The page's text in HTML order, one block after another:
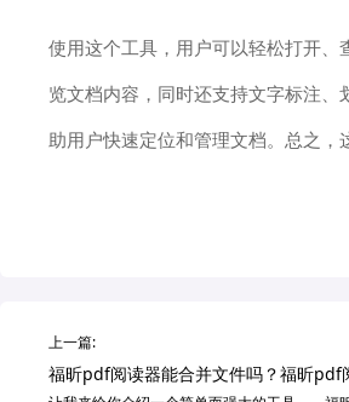
使用这个工具，用户可以轻松打开
览文档内容，同时还支持文字标注
助用户快速定位和管理文档。总之
上一篇:
福昕pdf阅读器能合并文件吗？福昕pdf